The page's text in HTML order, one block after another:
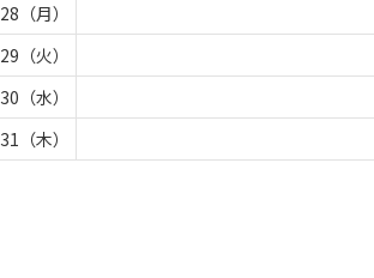
28（月）
29（火）
30（水）
31（木）